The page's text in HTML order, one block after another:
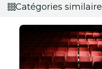
Catégories